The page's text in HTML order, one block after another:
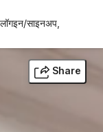
लॉगइन/साइनअप,
Share